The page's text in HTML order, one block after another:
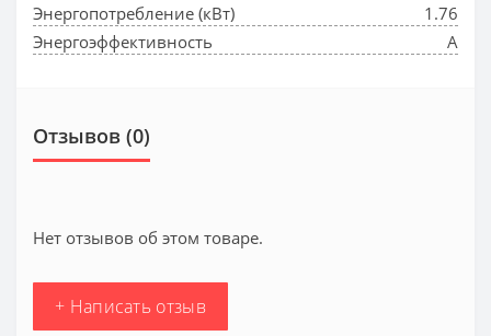
Энергопотребление (кВт)
1.76
Энергоэффективность
A
Отзывов (0)
Нет отзывов об этом товаре.
+ Написать отзыв